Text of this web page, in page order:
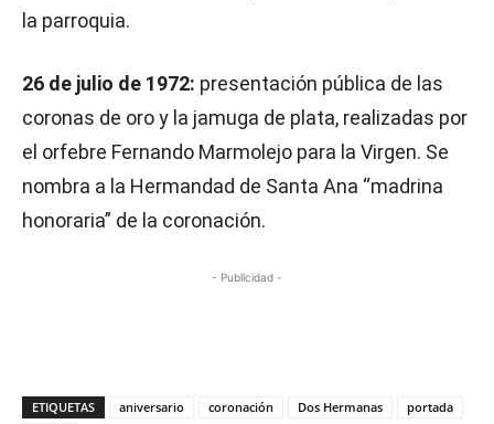
la parroquia.
26 de julio de 1972: presentación pública de las
coronas de oro y la jamuga de plata, realizadas por
el orfebre Fernando Marmolejo para la Virgen. Se
nombra a la Hermandad de Santa Ana “madrina
honoraria” de la coronación.
- Publicidad -
ETIQUETAS aniversario coronación Dos Hermanas
portada